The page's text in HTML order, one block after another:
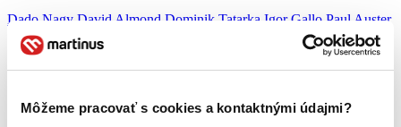
Môžeme pracovať s cookies a kontaktnými údajmi?
Dado Nagy David Almond Dominik Tatarka Igor Gallo Paul Auster
Autor článku:Juraj Šlesar
Zdieľať článok: